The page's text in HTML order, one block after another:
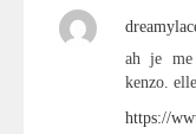
ah je me
kenzo.
https://